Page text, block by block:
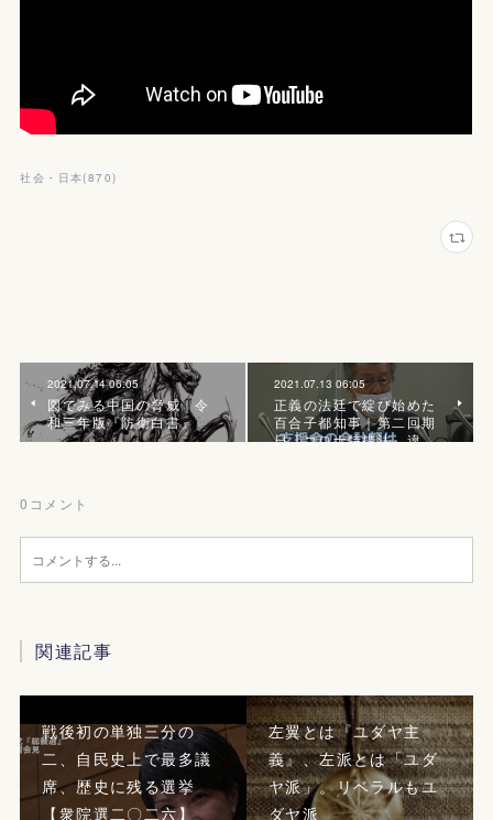
社会・日本(870)
2021.07.14 06:05
図でみる中国の脅威｜令
和三年版『防衛白書』
2021.07.13 06:05
正義の法廷で綻び始めた
百合子都知事｜第二回期
日『コロナ特措法』違…
0 コメント
関連記事
戦後初の単独三分の
二、自民史上で最多議
席、歴史に残る選挙
【衆院選二〇二六】
左翼とは『ユダヤ主
義』、左派とは「ユダ
ヤ派」。リベラルもユ
ダヤ派